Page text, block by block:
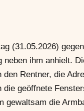
(31.05.2026)
ihm anhielt.
Rentner, die
geöffnete
die